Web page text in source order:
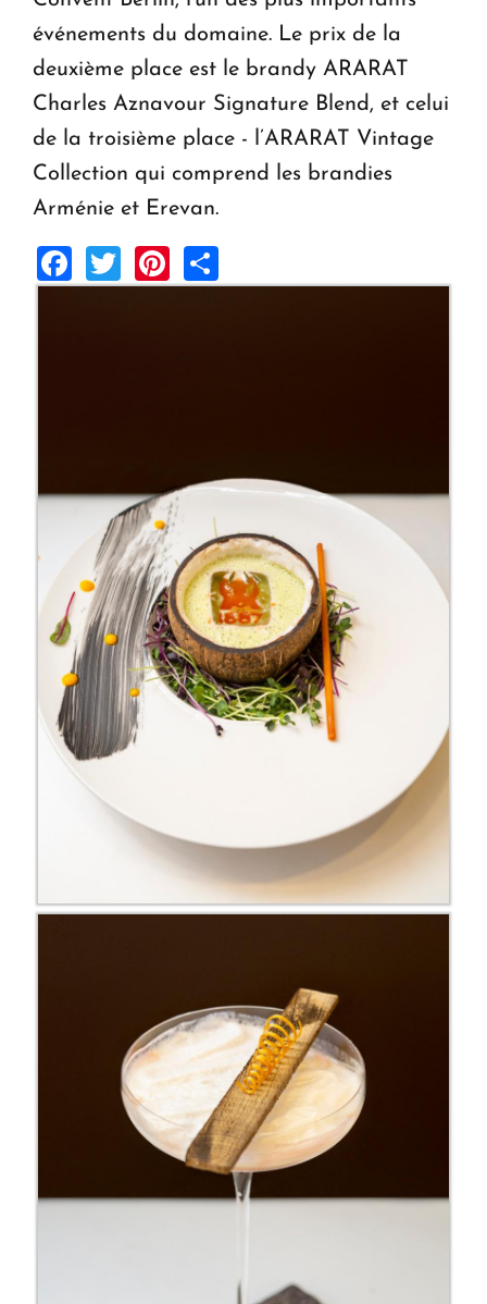
événements du domaine. Le prix de la
deuxième place est le brandy ARARAT
Charles Aznavour Signature Blend, et celui
de la troisième place - l’ARARAT Vintage
Collection qui comprend les brandies
Arménie et Erevan.
Facebook
TwitterPinterest